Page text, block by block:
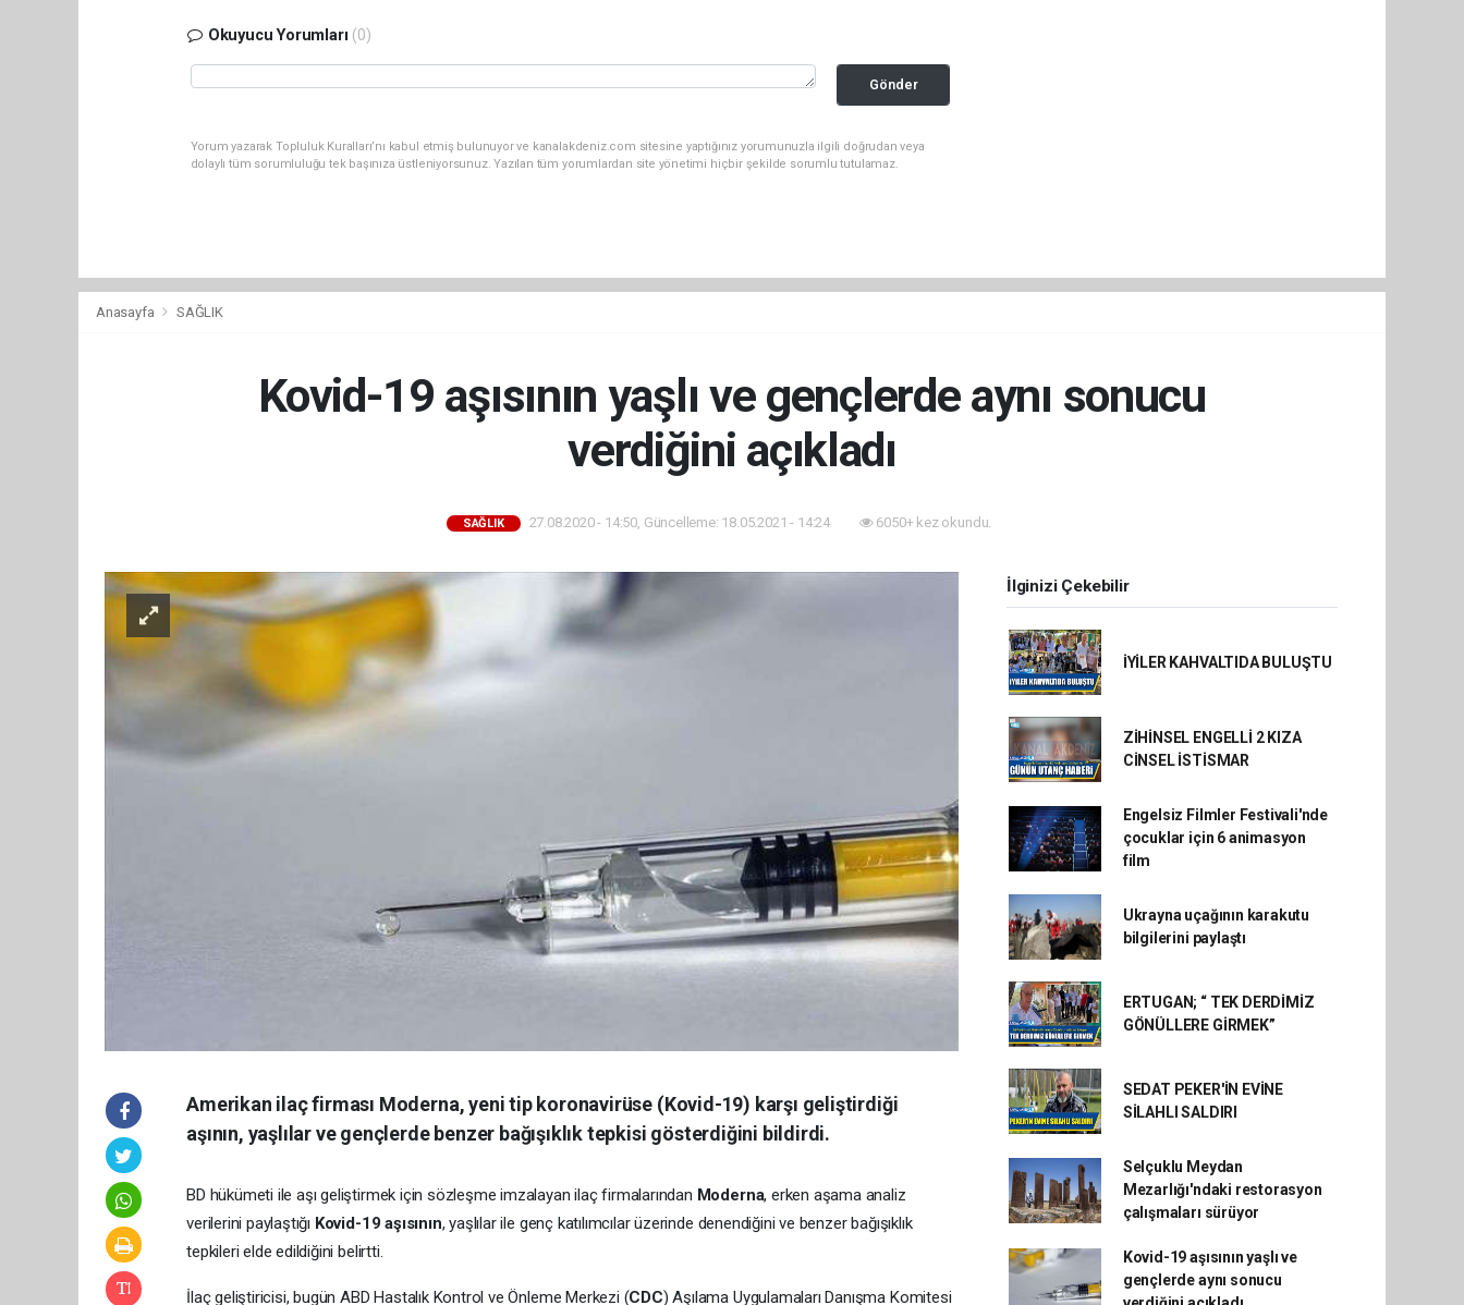
Okuyucu Yorumları (0)
Gönder
Yorum yazarak Topluluk Kuralları’nı kabul etmiş bulunuyor ve kanalakdeniz.com sitesine yaptığınız yorumunuzla ilgili doğrudan veya
dolaylı tüm sorumluluğu tek başınıza üstleniyorsunuz. Yazılan tüm yorumlardan site yönetimi hiçbir şekilde sorumlu tutulamaz.
Anasayfa SAĞLIK
Kovid-19 aşısının yaşlı ve gençlerde aynı sonucu
verdiğini açıkladı
SAĞLIK 27.08.2020 - 14:50, Güncelleme: 18.05.2021 - 14:24 6050+ kez okundu.
Amerikan ilaç firması Moderna, yeni tip koronavirüse (Kovid-19) karşı geliştirdiği
aşının, yaşlılar ve gençlerde benzer bağışıklık tepkisi gösterdiğini bildirdi.
BD hükümeti ile aşı geliştirmek için sözleşme imzalayan ilaç firmalarından Moderna, erken aşama analiz
verilerini paylaştığı Kovid-19 aşısının, yaşlılar ile genç katılımcılar üzerinde denendiğini ve benzer bağışıklık
tepkileri elde edildiğini belirtti.
İlaç geliştiricisi, bugün ABD Hastalık Kontrol ve Önleme Merkezi (CDC) Aşılama Uygulamaları Danışma Komitesi
İlginizi Çekebilir
İYİLER KAHVALTIDA BULUŞTU
ZİHİNSEL ENGELLİ 2 KIZA
CİNSEL İSTİSMAR
Engelsiz Filmler Festivali'nde
çocuklar için 6 animasyon
film
Ukrayna uçağının karakutu
bilgilerini paylaştı
ERTUGAN; “ TEK DERDİMİZ
GÖNÜLLERE GİRMEK”
SEDAT PEKER'İN EVİNE
SİLAHLI SALDIRI
Selçuklu Meydan
Mezarlığı'ndaki restorasyon
çalışmaları sürüyor
Kovid-19 aşısının yaşlı ve
gençlerde aynı sonucu